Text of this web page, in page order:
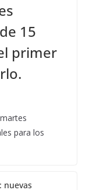
15
primer
para los
nuevas